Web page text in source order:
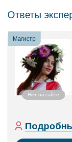
Ответы
Магистр
Нет на сайте